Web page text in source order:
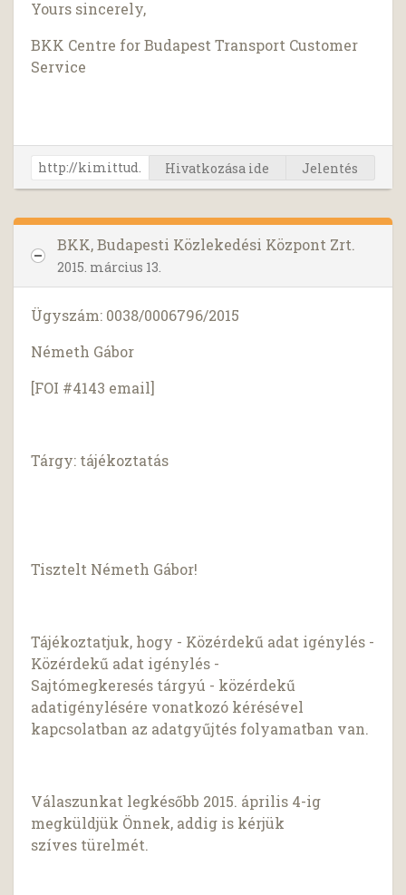
Yours sincerely,
BKK Centre for Budapest Transport Customer
Service
Hivatkozása ide Jelentés
BKK, Budapesti Közlekedési Központ Zrt.
2015. március 13.
Ügyszám: 0038/0006796/2015
Németh Gábor
[FOI #4143 email]
Tárgy: tájékoztatás
Tisztelt Németh Gábor!
Tájékoztatjuk, hogy - Közérdekű adat igénylés -
Közérdekű adat igénylés -
Sajtómegkeresés tárgyú - közérdekű
adatigénylésére vonatkozó kérésével
kapcsolatban az adatgyűjtés folyamatban van.
Válaszunkat legkésőbb 2015. április 4-ig
megküldjük Önnek, addig is kérjük
szíves türelmét.